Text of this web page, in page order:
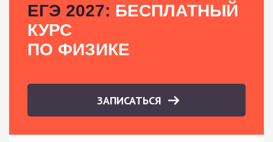
ЕГЭ 2027: БЕСПЛАТНЫЙ
КУРС
ПО ФИЗИКЕ
ЗАПИСАТЬСЯ